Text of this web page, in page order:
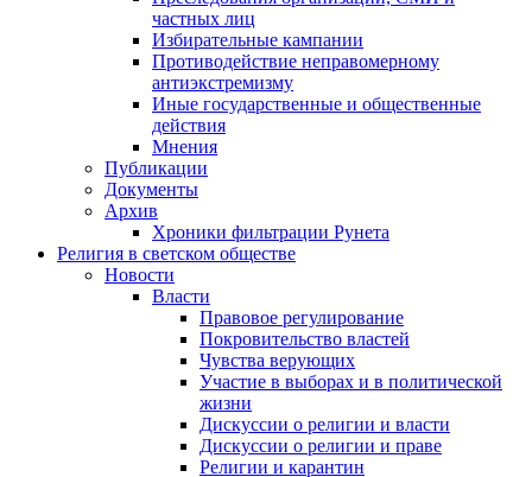
частных лиц
Избирательные кампании
Противодействие неправомерному
антиэкстремизму
Иные государственные и общественные
действия
Мнения
Публикации
Документы
Архив
Хроники фильтрации Рунета
Религия в светском обществе
Новости
Власти
Правовое регулирование
Покровительство властей
Чувства верующих
Участие в выборах и в политической
жизни
Дискуссии о религии и власти
Дискуссии о религии и праве
Религии и карантин